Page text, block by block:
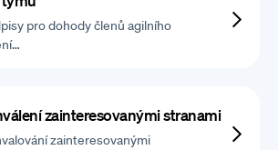
pro dohody členů agilního
zainteresovanými stranami
zainteresovanými